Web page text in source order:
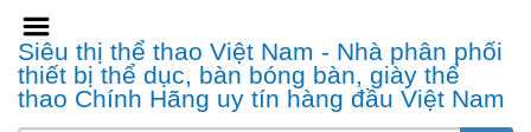
Siêu thị thể thao Việt Nam - Nhà phân phối
thiết bị thể dục, bàn bóng bàn, giày thể
thao Chính Hãng uy tín hàng đầu Việt Nam